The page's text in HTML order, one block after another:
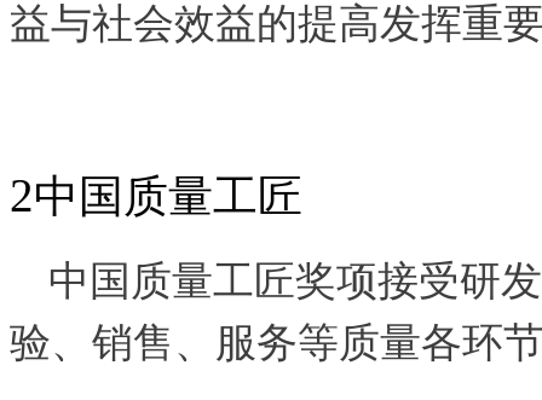
益与社会效益的提高发挥重
2中国质量工匠
中国质量工匠奖项接受研
验、销售、服务等质量各环